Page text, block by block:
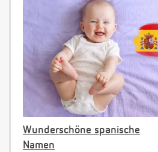
Wunderschöne spanische
Namen